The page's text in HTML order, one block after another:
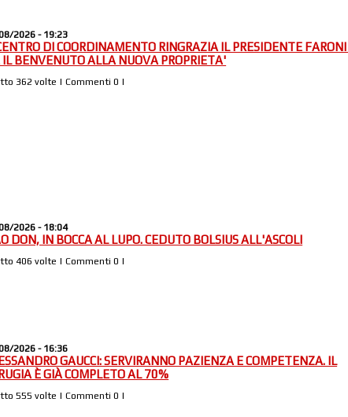
2026 - 19:23
DI COORDINAMENTO RINGRAZIA IL PRESIDENTE FARONI
IL BENVENUTO ALLA NUOVA PROPRIETA'
362 volte | Commenti 0 |
2026 - 18:04
DON, IN BOCCA AL LUPO. CEDUTO BOLSIUS ALL'ASCOLI
406 volte | Commenti 0 |
2026 - 16:36
GAUCCI: SERVIRANNO PAZIENZA E COMPETENZA. IL
È GIÀ COMPLETO AL 70%
555 volte | Commenti 0 |